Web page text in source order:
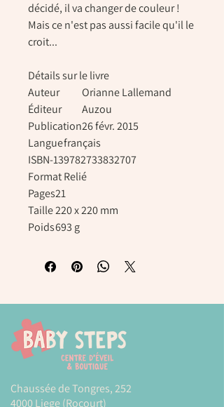
décidé, il va changer de couleur !
Mais ce n'est pas aussi facile qu'il le
croit...
Détails sur le livre
Auteur
Orianne Lallemand
Éditeur
Auzou
Publication26 févr. 2015
Languefrançais
ISBN-139782733832707
FormatRelié
Pages21
Taille220 x 220 mm
Poids693 g
Chaussée de Tongres, 252
4000 Liege (Rocourt)